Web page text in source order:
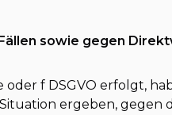
sowie gegen
f DSGVO erfolgt,
ergeben, gegen